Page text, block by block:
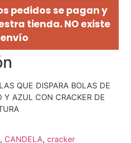
pedidos se pagan y
tienda. NO existe
QUE DISPARA BOLAS DE
Y AZUL CON CRACKER DE
, CANDELA, cracker